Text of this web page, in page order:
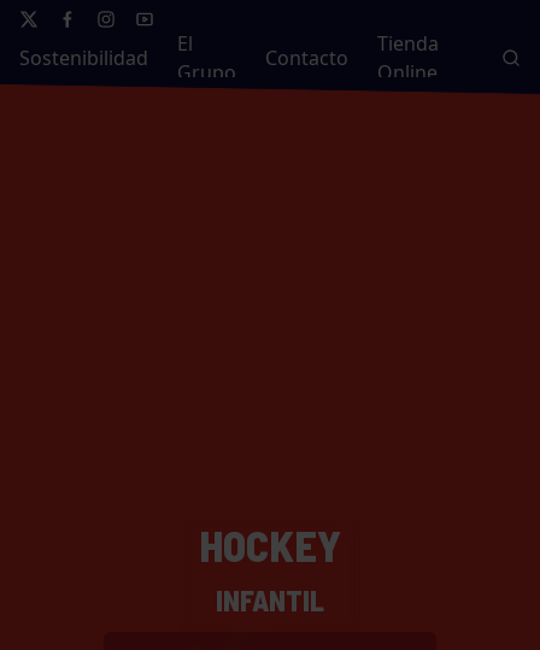
Sostenibilidad
El
Grupo
Contacto
Tienda
Online
HOCKEY
INFANTIL